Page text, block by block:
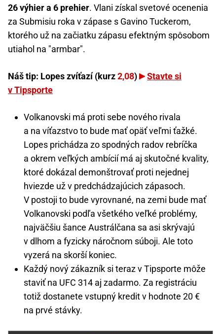
26 výhier a 6 prehier. Vlani získal svetové ocenenia
za Submisiu roka v zápase s Gavino Tuckerom,
ktorého už na začiatku zápasu efektným spôsobom
utiahol na "armbar".
Náš tip: Lopes zvíťazí (kurz2,08)
Stavte si
v Tipsporte
Volkanovski má proti sebe nového rivala
a na víťazstvo to bude mať opäť veľmi ťažké.
Lopes prichádza zo spodných radov rebríčka
a okrem veľkých ambícií má aj skutočné kvality,
ktoré dokázal demonštrovať proti nejednej
hviezde už v predchádzajúcich zápasoch.
V postoji to bude vyrovnané, na zemi bude mať
Volkanovski podľa všetkého veľké problémy,
najväčšiu šance Austrálčana sa asi skrývajú
v dlhom a fyzicky náročnom súboji. Ale toto
vyzerá na skorší koniec.
Každý nový zákazník si teraz v Tipsporte môže
staviť na UFC 314 aj zadarmo. Za registráciu
totiž dostanete vstupný kredit v hodnote 20 €
na prvé stávky.